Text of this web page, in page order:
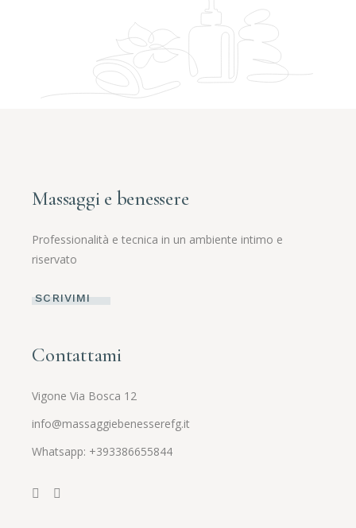
Massaggi e benessere
Professionalità e tecnica in un ambiente intimo e
riservato
SCRIVIMI
Contattami
Vigone Via Bosca 12
info@massaggiebenesserefg.it
Whatsapp: +393386655844